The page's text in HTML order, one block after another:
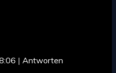
| Antworten